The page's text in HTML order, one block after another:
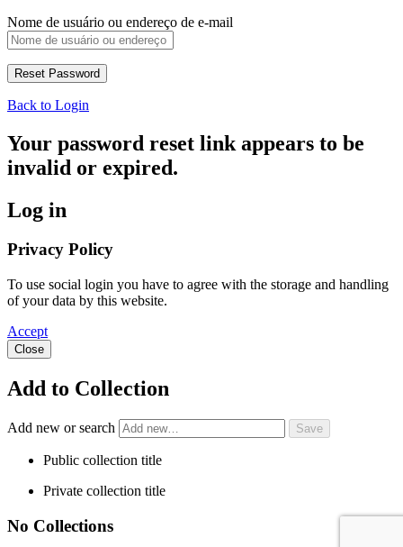
Nome de usuário ou endereço de e-mail
Back to Login
Your password reset link appears to be
invalid or expired.
Log in
Privacy Policy
To use social login you have to agree with the storage and handling
of your data by this website.
Accept
Close
Add to Collection
Add new or search
Public collection title
Private collection title
No Collections